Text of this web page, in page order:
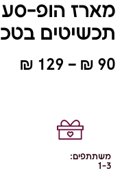
מארז הופ-סע
תכשיטים
₪ 90
–
₪ 129
משתתפים:
1-3